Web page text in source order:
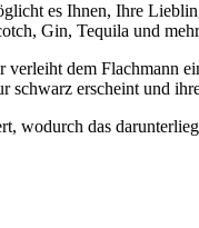
es Ihnen, Ihre
Gin, Tequila und
dem Flachmann
schwarz erscheint und
das